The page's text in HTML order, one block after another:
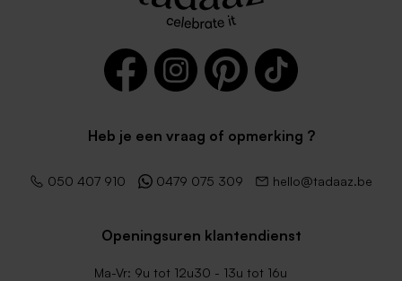
Heb je een vraag of opmerking ?
050 407 910 0479 075 309 hello@tadaaz.be
Openingsuren klantendienst
Ma-Vr: 9u tot 12u30 - 13u tot 16u